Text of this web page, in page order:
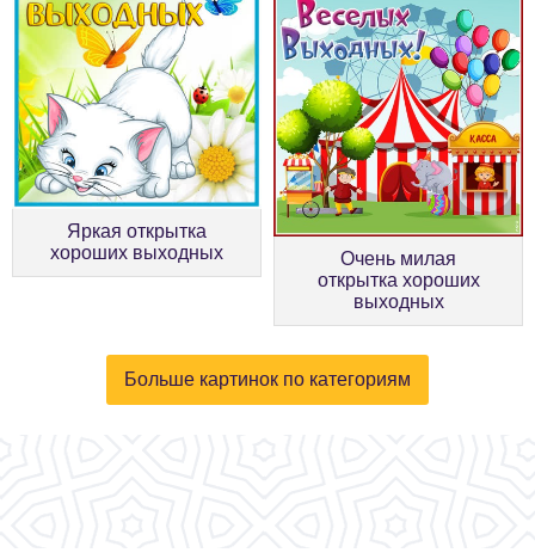
Яркая открытка
хороших выходных
Очень милая
открытка хороших
выходных
Больше картинок по категориям